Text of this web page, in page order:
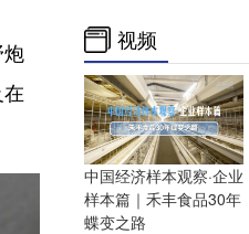
视频
中国经济样本观察·企业
样本篇｜禾丰食品30年
蝶变之路